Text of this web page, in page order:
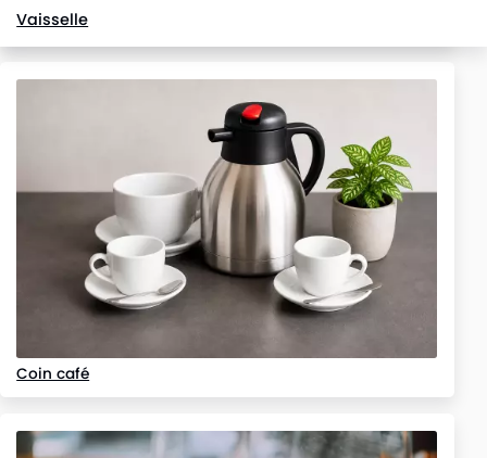
Vaisselle
Assiettes
Coin café